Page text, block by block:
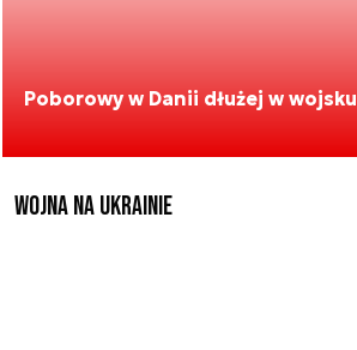
Poborowy w Danii dłużej w wojsku
Wojna na Ukrainie